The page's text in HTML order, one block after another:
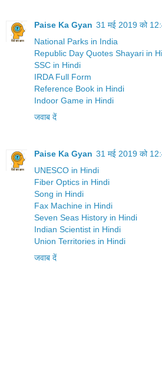
Paise Ka Gyan 31 मई 2019 को
National Parks in India
Republic Day Quotes Shayari in
SSC in Hindi
IRDA Full Form
Reference Book in Hindi
Indoor Game in Hindi
जवाब दें
Paise Ka Gyan 31 मई 2019 को
UNESCO in Hindi
Fiber Optics in Hindi
Song in Hindi
Fax Machine in Hindi
Seven Seas History in Hindi
Indian Scientist in Hindi
Union Territories in Hindi
जवाब दें